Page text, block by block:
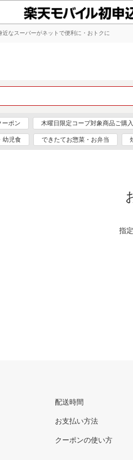
近なスーパーがネットで便利に・おトクに
ーポン 木曜日限定コープ対象商品ご購
幼児食 できたてお惣菜・お弁当
指
配送時間
お支払い方法
クーポンの使い方